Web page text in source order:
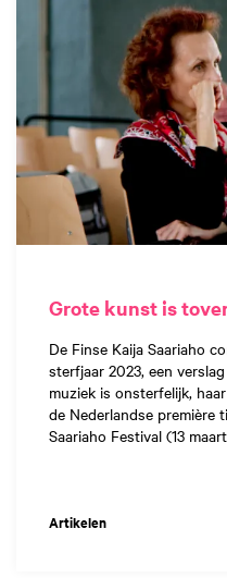
Grote kunst is
De Finse Kaija Saariaho
sterfjaar 2023, een
muziek is onsterfelijk,
de Nederlandse première
Saariaho Festival (13
Artikelen